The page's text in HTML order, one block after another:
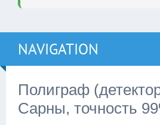
NAVIGATION
Полиграф
Сарны, точность